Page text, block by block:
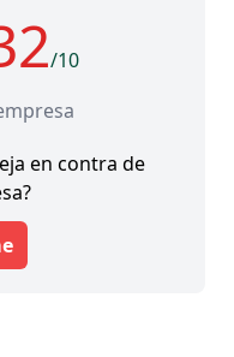
/10
en contra de